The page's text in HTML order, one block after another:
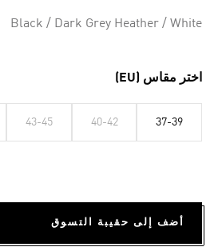
Black / Dark Grey Heather / White
اختر مقاس (EU)
37-39
40-42
43-45
أضف إلى حقيبة التسوق